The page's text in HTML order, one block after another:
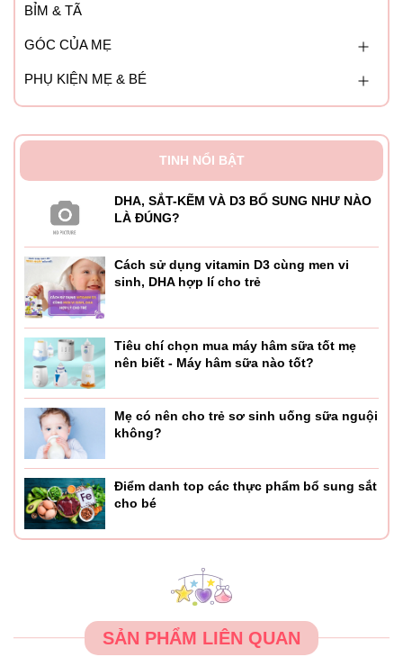
BỈM & TÃ
GÓC CỦA MẸ
PHỤ KIỆN MẸ & BÉ
TINH NỔI BẬT
DHA, SẮT-KẼM VÀ D3 BỔ SUNG NHƯ NÀO
LÀ ĐÚNG?
Cách sử dụng vitamin D3 cùng men vi
sinh, DHA hợp lí cho trẻ
Tiêu chí chọn mua máy hâm sữa tốt mẹ
nên biết - Máy hâm sữa nào tốt?
Mẹ có nên cho trẻ sơ sinh uống sữa nguội
không?
Điểm danh top các thực phẩm bổ sung sắt
cho bé
SẢN PHẨM LIÊN QUAN